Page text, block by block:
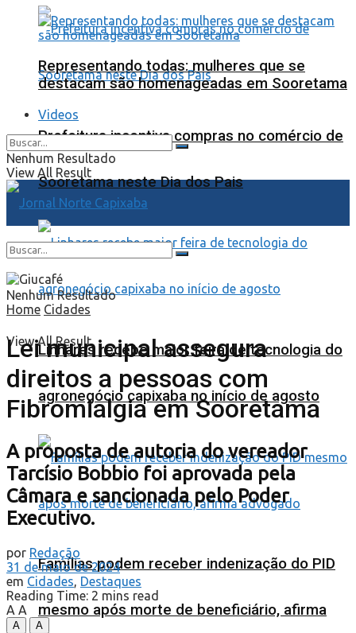
Prefeitura incentiva compras no comércio de
Sooretama neste Dia dos Pais
Linhares recebe maior feira de tecnologia do
agronegócio capixaba no início de agosto
Famílias podem receber indenização do PID
mesmo após morte de beneficiário, afirma
Representando todas: mulheres que se
destacam são homenageadas em Sooretama
Videos
Nenhum Resultado
View All Result
Nenhum Resultado
View All Result
Home Cidades
Lei municipal assegura
direitos a pessoas com
Fibromialgia em Sooretama
A proposta de autoria do vereador
Tarcísio Bobbio foi aprovada pela
Câmara e sancionada pelo Poder
Executivo.
por Redação
31 de maio de 2024
em Cidades, Destaques
Reading Time: 2 mins read
A A
A
A